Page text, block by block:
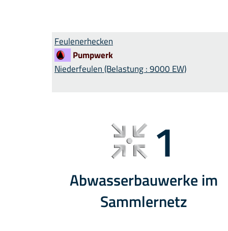
Feulenerhecken
Pumpwerk
Niederfeulen (Belastung : 9000 EW)
1
Abwasserbauwerke im
Sammlernetz